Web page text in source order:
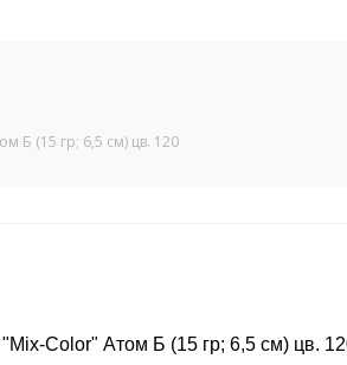
Б (15 гр; 6,5 см) цв. 120
Color" Атом Б (15 гр; 6,5 см) цв.